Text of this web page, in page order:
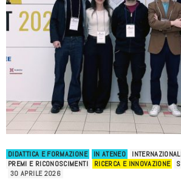
DIDATTICA E FORMAZIONE IN ATENEO
PREMI E RICONOSCIMENTI
RICERCA E INNOVAZIONE
30 APRILE 2026